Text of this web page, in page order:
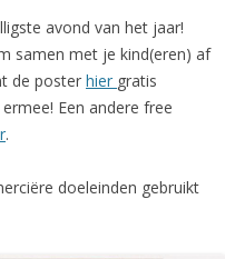
avond van het jaar!
samen met je kind(eren) af
de poster hier gratis
Een andere free
.
doeleinden gebruikt